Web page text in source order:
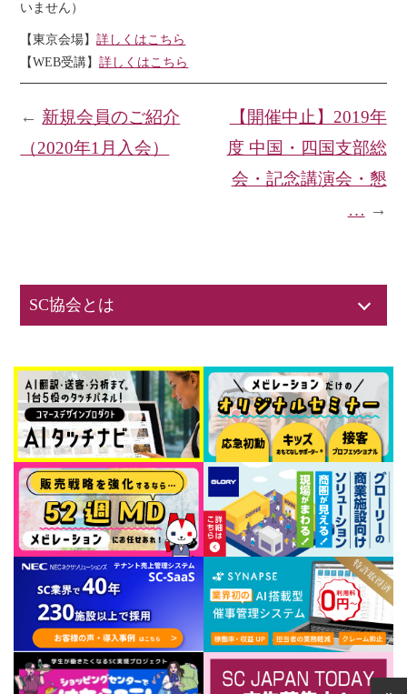
いません）
【東京会場】詳しくはこちら
【WEB受講】詳しくはこちら
【開催中止】2019年
度 中国・四国支部総
会・記念講演会・懇
… →
← 新規会員のご紹介
（2020年1月入会）
SC協会とは